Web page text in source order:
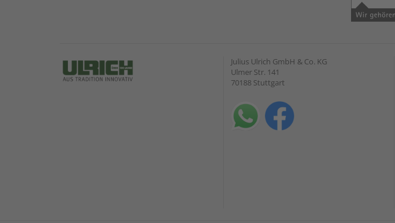
Julius Ulrich GmbH & Co. KG
Ulmer Str. 141
70188 Stuttgart